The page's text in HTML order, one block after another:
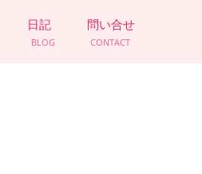
日記
BLOG
問い合せ
CONTACT